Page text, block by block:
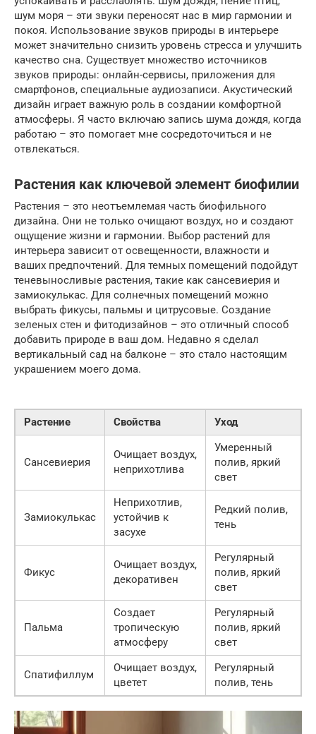
шум моря – эти звуки переносят нас в мир гармонии и
покоя. Использование звуков природы в интерьере
может значительно снизить уровень стресса и улучшить
качество сна. Существует множество источников
звуков природы: онлайн-сервисы, приложения для
смартфонов, специальные аудиозаписи. Акустический
дизайн играет важную роль в создании комфортной
атмосферы. Я часто включаю запись шума дождя, когда
работаю – это помогает мне сосредоточиться и не
отвлекаться.
Растения как ключевой элемент биофилии
Растения – это неотъемлемая часть биофильного
дизайна. Они не только очищают воздух, но и создают
ощущение жизни и гармонии. Выбор растений для
интерьера зависит от освещенности, влажности и
ваших предпочтений. Для темных помещений подойдут
теневыносливые растения, такие как сансевиерия и
замиокулькас. Для солнечных помещений можно
выбрать фикусы, пальмы и цитрусовые. Создание
зеленых стен и фитодизайнов – это отличный способ
добавить природе в ваш дом. Недавно я сделал
вертикальный сад на балконе – это стало настоящим
украшением моего дома.
Растение Свойства Уход
Сансевиерия
Очищает воздух,
неприхотлива
Умеренный
полив, яркий
свет
Замиокулькас
Неприхотлив,
устойчив к
засухе
Редкий полив,
тень
Фикус
Очищает воздух,
декоративен
Регулярный
полив, яркий
свет
Пальма
Создает
тропическую
атмосферу
Регулярный
полив, яркий
свет
Спатифиллум
Очищает воздух,
цветет
Регулярный
полив, тень